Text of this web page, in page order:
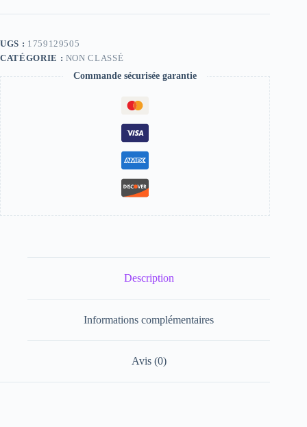
UGS : 1759129505
CATÉGORIE : NON CLASSÉ
Commande sécurisée garantie
Description
Informations complémentaires
Avis (0)